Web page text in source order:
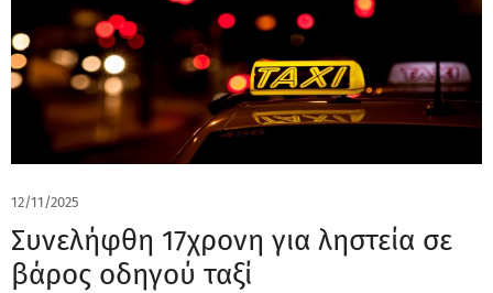
12/11/2025
Συνελήφθη 17χρονη για ληστεία σε
βάρος οδηγού ταξί